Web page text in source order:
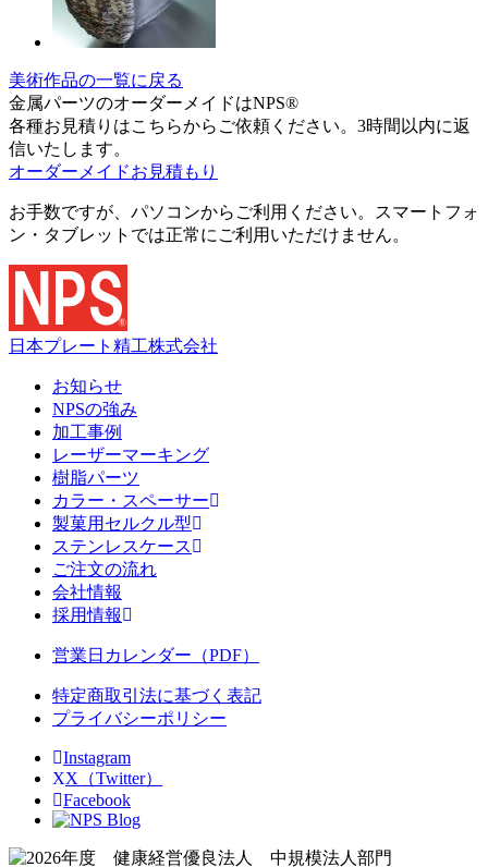
美術作品の一覧に戻る
金属パーツのオーダーメイドはNPS®
各種お見積りはこちらからご依頼ください。3時間以内に返
信いたします。
オーダーメイドお見積もり
お手数ですが、パソコンからご利用ください。スマートフォ
ン・タブレットでは正常にご利用いただけません。
日本プレート精工株式会社
お知らせ
NPSの強み
加工事例
レーザーマーキング
樹脂パーツ
カラー・スペーサー
製菓用セルクル型
ステンレスケース
ご注文の流れ
会社情報
採用情報
営業日カレンダー（PDF）
特定商取引法に基づく表記
プライバシーポリシー
Instagram
X（Twitter）
Facebook
Blog